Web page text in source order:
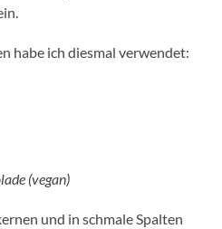
habe ich diesmal verwendet:
(vegan)
und in schmale Spalten